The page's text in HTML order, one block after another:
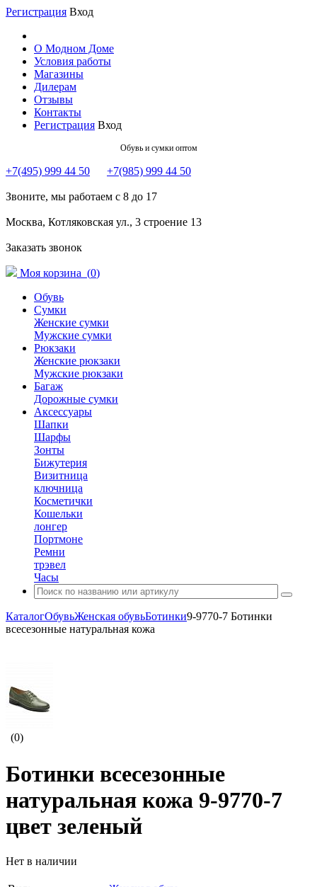
Регистрация Вход
О Модном Доме
Условия работы
Магазины
Дилерам
Отзывы
Контакты
Регистрация Вход
Обувь и сумки оптом
+7(495) 999 44 50 +7(985) 999 44 50
Звоните, мы работаем с 8 до 17
Москва, Котляковская ул., 3 строение 13
Заказать звонок
Моя корзина (0)
Обувь
Сумки
Женские сумки
Мужские сумки
Рюкзаки
Женские рюкзаки
Мужские рюкзаки
Багаж
Дорожные сумки
Аксессуары
Шапки
Шарфы
Зонты
Бижутерия
Визитница
ключница
Косметички
Кошельки
лонгер
Портмоне
Ремни
трэвел
Часы
КаталогОбувьЖенская обувьБотинки9-9770-7 Ботинки
всесезонные натуральная кожа
(0)
Ботинки всесезонные
натуральная кожа 9-9770-7
цвет зеленый
Нет в наличии